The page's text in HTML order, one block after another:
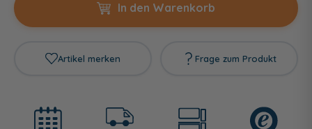
In den Warenkorb
Artikel merken Frage zum Produkt